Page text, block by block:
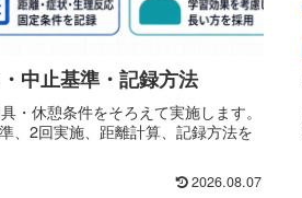
中止基準・記録方法
・休憩条件をそろえて実施します。
、2回実施、距離計算、記録方法を
2026.08.07